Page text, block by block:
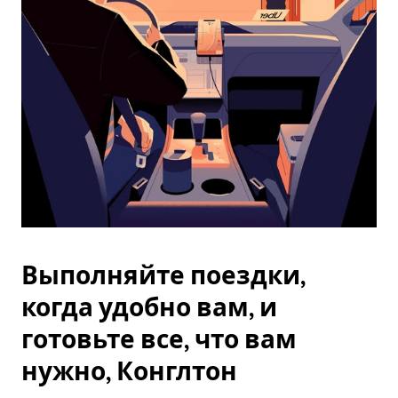
Esc.
Выполняйте поездки,
когда удобно вам, и
готовьте все, что вам
нужно, Конглтон